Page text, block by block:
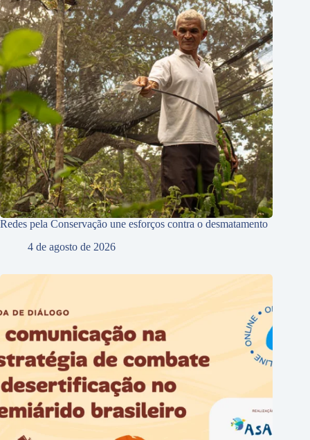
Redes pela Conservação une esforços contra o desmatamento
4 de agosto de 2026